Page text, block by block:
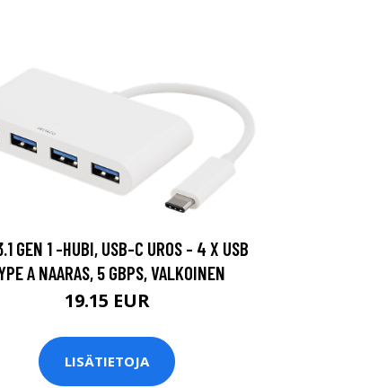
GEN 1 -HUBI, USB-C UROS - 4 X USB
A NAARAS, 5 GBPS, VALKOINEN
19.15 EUR
LISÄTIETOJA